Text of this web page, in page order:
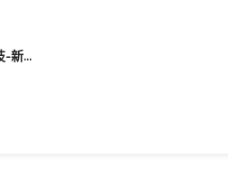
FOOTDISC富足康科技-新光三越-桃園站前店